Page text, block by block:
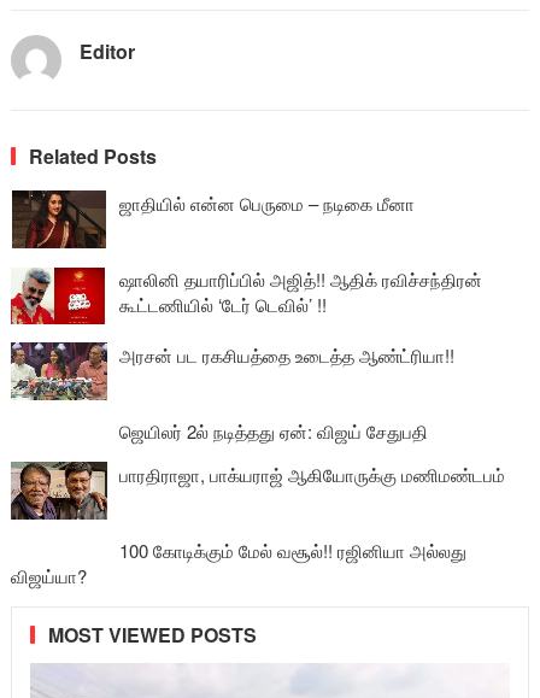
Editor
Related Posts
ஜாதியில் என்ன பெருமை – நடிகை மீனா
ஷாலினி தயாரிப்பில் அஜித்!! ஆதிக் ரவிச்சந்திரன்
கூட்டணியில் ‘டேர் டெவில்’ !!
அரசன் பட ரகசியத்தை உடைத்த ஆண்ட்ரியா!!
ஜெயிலர் 2ல் நடித்தது ஏன்: விஜய் சேதுபதி
பாரதிராஜா, பாக்யராஜ் ஆகியோருக்கு மணிமண்டபம்
100 கோடிக்கும் மேல் வசூல்!! ரஜினியா அல்லது
விஜய்யா?
MOST VIEWED POSTS